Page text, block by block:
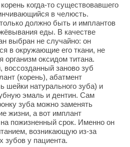
когда-то существовавшего
в челюсть.
должно быть и имплантов
еды. В качестве
выбран не случайно: он
в окружающие его ткани, не
организм оксидом титана.
заново зуб
(корень), абатмент
шейки натурального зуба) и
эмаль и дентин. Сам
зуба можно заменять
жизни, а вот имплант
пожизненный срок. Именно он
возникающую из-за
зубов у пациента.